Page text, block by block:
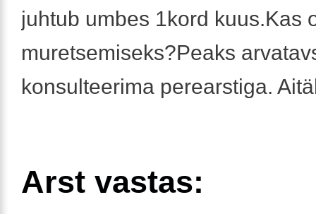
juhtub umbes 1kord kuus.Kas
muretsemiseks?Peaks
konsulteerima perearstiga.
Arst vastas: